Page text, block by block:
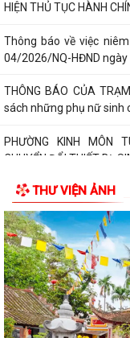
HIỆN THỦ TỤC HÀNH
Thông báo về việc
04/2026/NQ-HĐND ngày
THÔNG BÁO CỦA
sách những phụ nữ sinh
PHƯỜNG KINH MÔN
CHUYỂN ĐỔI THIẾT BỊ,
THƯ VIỆN ẢNH